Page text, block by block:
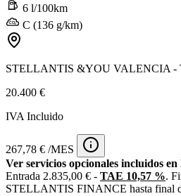
6 l/100km
C (136 g/km)
STELLANTIS &YOU VALENCIA -
20.400 €
IVA Incluido
267,78 € /MES
Ver servicios opcionales incluidos
Entrada 2.835,00 € - TAE 10,57 %.
STELLANTIS FINANCE hasta final